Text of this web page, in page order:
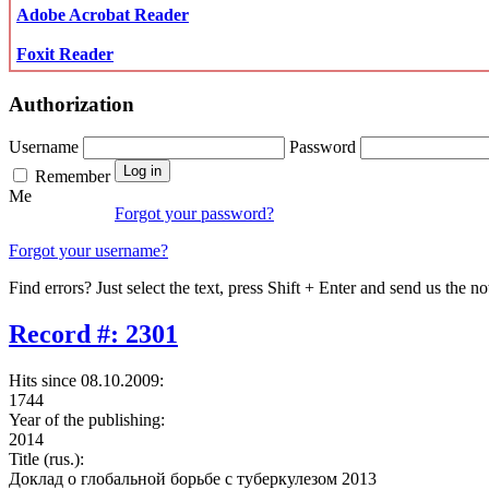
Adobe Acrobat Reader
Foxit Reader
Authorization
Username
Password
Remember
Me
Forgot your password?
Forgot your username?
Find errors? Just select the text, press Shift + Enter and send us the
Record #: 2301
Hits since 08.10.2009:
1744
Year of the publishing:
2014
Title (rus.):
Доклад о глобальной борьбе с туберкулезом 2013